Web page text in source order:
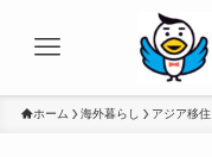
ホーム 海外暮らし アジア移住